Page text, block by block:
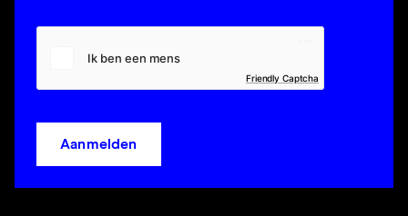
Friendly Captcha
Aanmelden